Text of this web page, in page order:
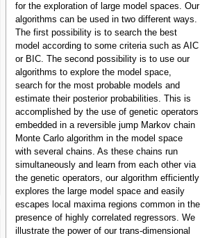
for the exploration of large model spaces. Our
algorithms can be used in two different ways.
The first possibility is to search the best
model according to some criteria such as AIC
or BIC. The second possibility is to use our
algorithms to explore the model space,
search for the most probable models and
estimate their posterior probabilities. This is
accomplished by the use of genetic operators
embedded in a reversible jump Markov chain
Monte Carlo algorithm in the model space
with several chains. As these chains run
simultaneously and learn from each other via
the genetic operators, our algorithm efficiently
explores the large model space and easily
escapes local maxima regions common in the
presence of highly correlated regressors. We
illustrate the power of our trans-dimensional